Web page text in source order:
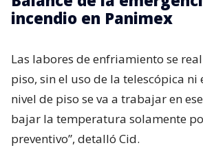
incendio en Panimex
Las labores de enfriamiento se
piso, sin el uso de la telescópica ni
nivel de piso se va a trabajar en
bajar la temperatura solamente
preventivo”, detalló Cid.